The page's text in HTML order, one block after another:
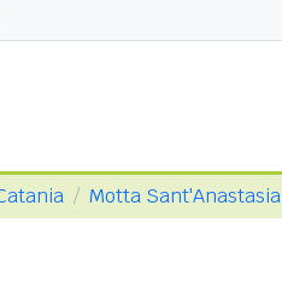
Motta Sant'Anastasia